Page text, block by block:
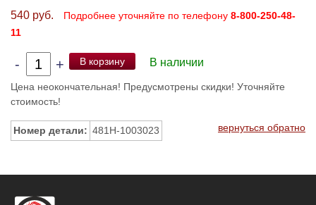
540 руб. Подробнее уточняйте по телефону 8-800-250-48-
11
- + В корзину В наличии
Цена неокончательная! Предусмотрены скидки! Уточняйте
стоимость!
Номер детали: 481H-1003023 вернуться обратно